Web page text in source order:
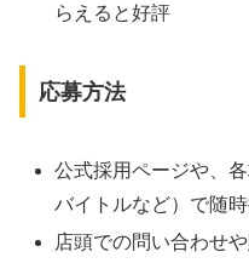
らえると好評
応募方法
公式採用ページや、
バイトルなど）で随
店頭での問い合わせ